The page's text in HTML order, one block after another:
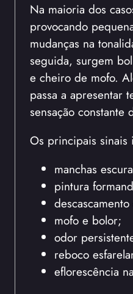
Na maioria dos
provocando
mudanças na
seguida, surgem
e cheiro de mofo.
passa a apresentar
sensação constante
Os principais sinais
manchas
pintura
mofo e bolor;
odor
reboco
eflorescência